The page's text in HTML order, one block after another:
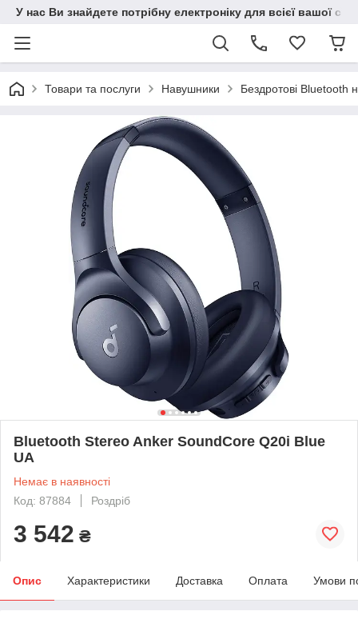
У нас Ви знайдете потрібну електроніку для всієї вашої
Товари та послуги Навушники Бездротові Bluetooth
Bluetooth Stereo Anker SoundCore Q20i Blue
UA
Немає в наявності
Код: 87884
Роздріб
3 542 ₴
Опис Характеристики Доставка Оплата Умови